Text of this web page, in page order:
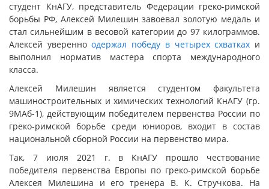
студент КнАГУ, представитель Федерации греко-римской
борьбы РФ, Алексей Милешин завоевал золотую медаль и
стал сильнейшим в весовой категории до 97 килограммов.
Алексей уверенноодержал победу в четырех схватках и
выполнил норматив мастера спорта международного
класса.
Алексей Милешин является студентом факультета
машиностроительных и химических технологий КнАГУ (гр.
9МАб-1), действующим победителем первенства России по
греко-римской борьбе среди юниоров, входит в состав
национальной сборной России на первенство мира.
Так, 7 июля 2021 г. в КнАГУ прошло чествование
победителя первенства Европы по греко-римской борьбе
Алексея Милешина и его тренера В. К. Стручкова. На